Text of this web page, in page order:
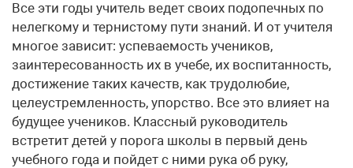
Все эти годы учитель ведет своих подопечных по
нелегкому и тернистому пути знаний. И от учителя
многое зависит: успеваемость учеников,
заинтересованность их в учебе, их воспитанность,
достижение таких качеств, как трудолюбие,
целеустремленность, упорство. Все это влияет на
будущее учеников. Классный руководитель
встретит детей у порога школы в первый день
учебного года и пойдет с ними рука об руку,